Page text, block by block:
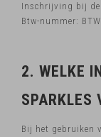
Inschrijving bij
Btw-nummer:
2. WELKE
SPARKLES
Bij het gebruiken